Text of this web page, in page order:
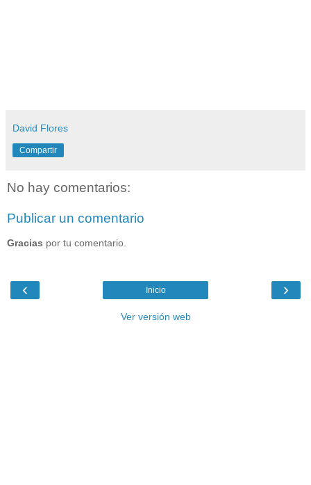
David Flores
Compartir
No hay comentarios:
Publicar un comentario
Gracias por tu comentario.
‹ ›
Inicio
Ver versión web